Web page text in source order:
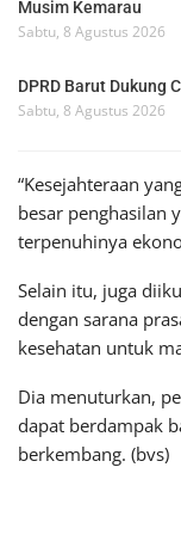
Musim Kemarau
Sabtu, 8 Agustus 2026
DPRD Barut Dukung
Sabtu, 8 Agustus 2026
“Kesejahteraan
besar penghasilan
terpenuhinya
Selain itu, juga
dengan sarana
kesehatan untuk
Dia menuturkan,
dapat berdampak
berkembang. (bvs)